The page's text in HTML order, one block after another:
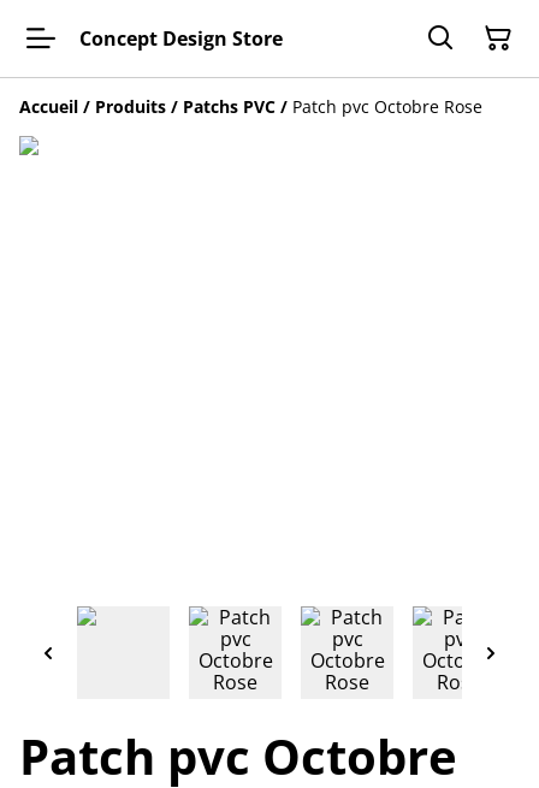
Concept Design Store
Accueil / Produits / Patchs PVC / Patch pvc Octobre Rose
Patch pvc Octobre